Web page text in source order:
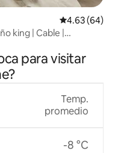
Calificación
4.63 (64)
king | Cable |
para visitar
Temp.
promedio
-8 °C